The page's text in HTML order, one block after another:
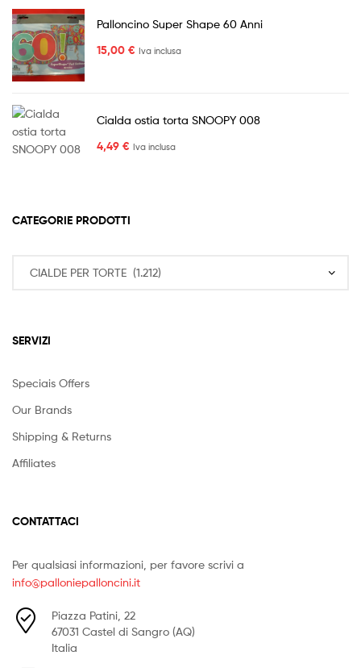
Palloncino Super Shape 60 Anni
15,00 € Iva inclusa
Cialda ostia torta SNOOPY 008
4,49 € Iva inclusa
CATEGORIE PRODOTTI
SERVIZI
Speciais Offers
Our Brands
Shipping & Returns
Affiliates
CONTATTACI
Per qualsiasi informazioni, per favore scrivi a
info@palloniepalloncini.it
Piazza Patini, 22
67031 Castel di Sangro (AQ)
Italia